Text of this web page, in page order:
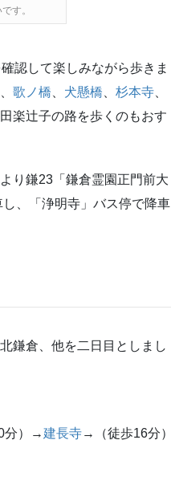
す。
認して楽しみながら歩きま
歌ノ橋 犬懸橋 杉本寺
楽辻子の路を歩くのもおす
り鎌23「鎌倉霊園正門前大
、「浄明寺」バス停で降車
鎌倉、他を二日目としまし
分）→建長寺→（徒歩16分）